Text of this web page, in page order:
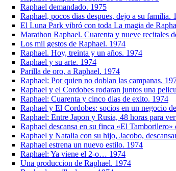
Raphael demandado. 1975
Raphael, pocos dias despues, dejo a su familia.
El Luna Park vibró con toda La magia de
Marathon Raphael. Cuarenta y nueve recitales
Los mil gestos de Raphael. 1974
Raphael. Hoy, treinta y un años. 1974
Raphael y su arte. 1974
Parilla de oro, a Raphael. 1974
Raphael: Por quien no doblan las campanas.
Raphael y el Cordobes rodaran juntos una
Raphael: Cuarenta y cinco dias de exito. 1974
Raphael y El Cordobes: socios en un negocio
Raphael: Entre Japon y Rusia, 48 horas para
Raphael descansa en su finca «El
Raphael y Natalia con su hijo, Jacobo,
Raphael estrena un nuevo estilo. 1974
Raphael: Ya viene el 2-o… 1974
Una produccion de Raphael. 1974